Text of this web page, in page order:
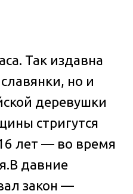
Так издавна
но и
деревушки
стригутся
лет — во время
давние
закон —